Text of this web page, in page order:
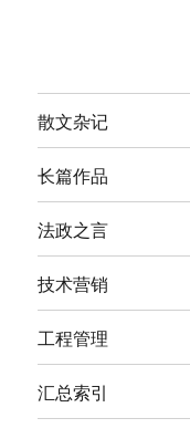
散文杂记
长篇作品
法政之言
技术营销
工程管理
汇总索引